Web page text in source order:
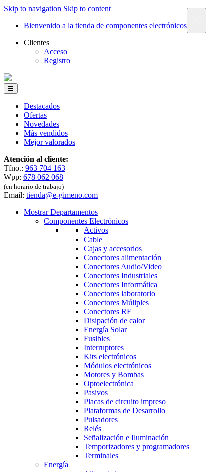
Skip to navigation Skip to content
Bienvenido a la tienda de componentes electrónicos
Clientes
Acceso
Registro
☰
Destacados
Ofertas
Novedades
Más vendidos
Mejor valorados
Atención al cliente:
Tfno.: 963 704 163
Wpp: 678 062 068
(en horario de trabajo)
Email: tienda@e-gimeno.com
Mostrar Departamentos
Componentes Electrónicos
Activos
Cable
Cajas y accesorios
Conectores alimentación
Conectores Audio/Video
Conectores Industriales
Conectores Informática
Conectores laboratorio
Conectores Múliples
Conectores RF
Disipación de calor
Energía Solar
Fusibles
Interruptores
Kits electrónicos
Módulos electrónicos
Motores y Bombas
Optoelectrónica
Pasivos
Placas de circuito impreso
Plataformas de Desarrollo
Pulsadores
Relés
Señalización e Iluminación
Temporizadores y programadores
Terminales
Energía